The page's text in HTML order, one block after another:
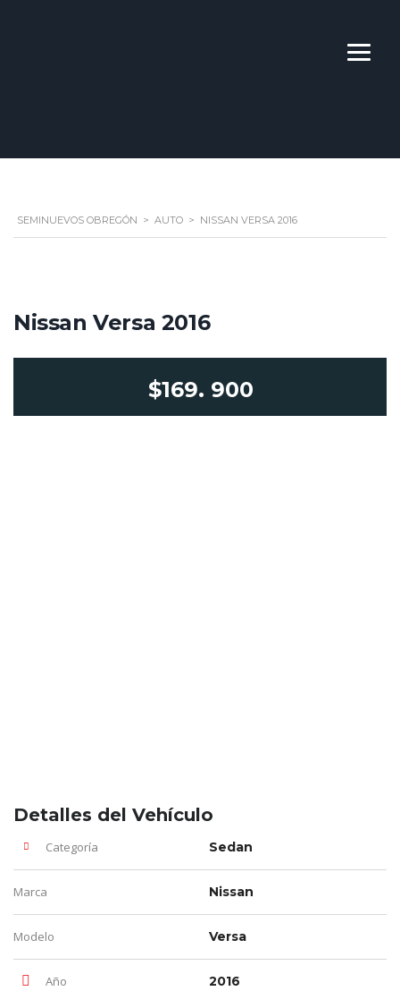
SEMINUEVOS OBREGÓN > AUTO > NISSAN VERSA 2016
Nissan Versa 2016
$169. 900
Detalles del Vehículo
Categoría Sedan
Marca Nissan
Modelo Versa
Año 2016